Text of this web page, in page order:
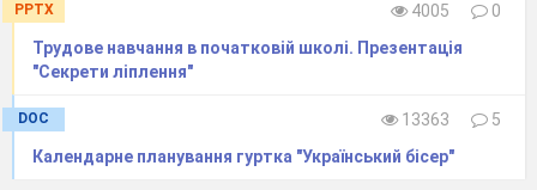
Даринка
Весна вам буде допомагати. Вона передала вам
красивий малюнок і чарівні листи (діти
називають техніку і одержують відповідний
лист. У листах роздруковані схеми та
послідовність виконання виробів.)
PPTX 4005
0
Трудове навчання в початковій школі. Презентація
"Секрети ліплення"
DOC 13363
5
Календарне планування гуртка "Український бісер"